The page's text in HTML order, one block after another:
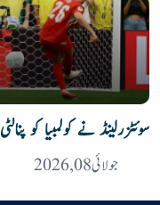
سوئٹزرلینڈ نے کولمبیا
جولائی 08, 2026